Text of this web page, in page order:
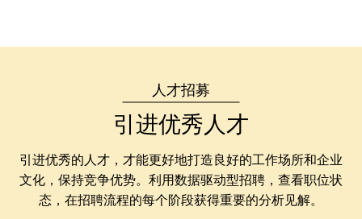
人才招募
引进优秀人才
引进优秀的人才，才能更好地打造良好的工作场所和企业
文化，保持竞争优势。利用数据驱动型招聘，查看职位状
态，在招聘流程的每个阶段获得重要的分析见解。